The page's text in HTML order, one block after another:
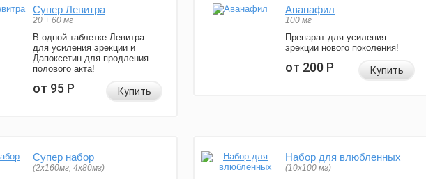
Супер Левитра
20 + 60 мг
В одной таблетке Левитра
для усиления эрекции и
Дапоксетин для продления
полового акта!
от 95Р Купить
Аванафил
100 мг
Препарат для усиления
эрекции нового поколения!
от 200Р Купить
Супер набор
(2х160мг, 4х80мг)
Набор для влюбленных
(10х100 мг)